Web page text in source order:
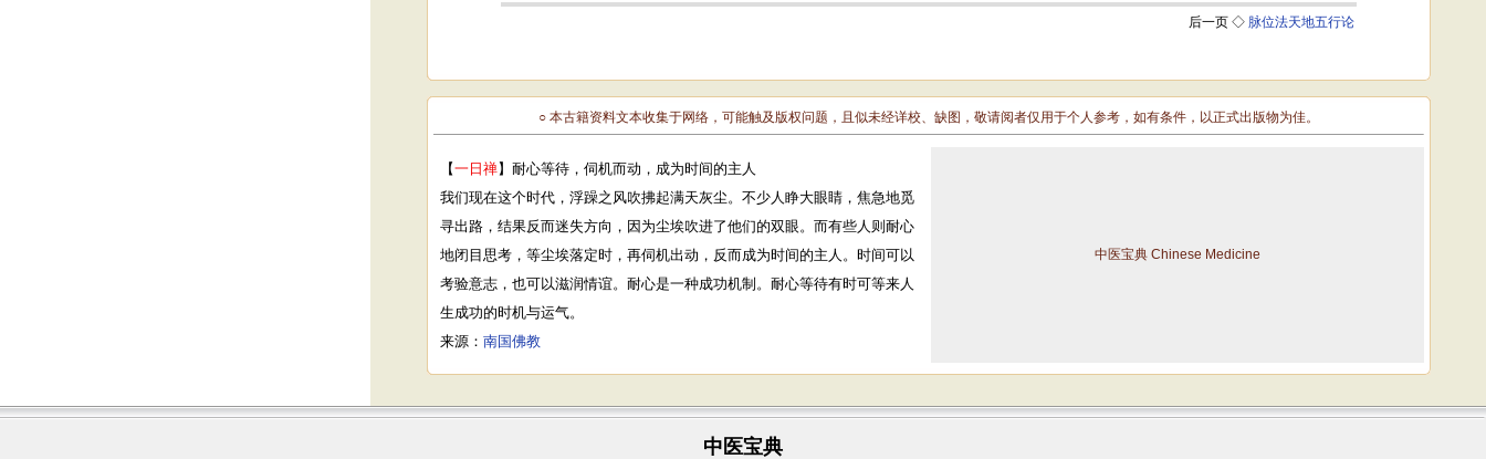
○ 本古籍资料文本收集于网络，可能触及版权问题，且似未经详校、缺图，敬请阅者仅用于个人参考，如有条件，以正式出版物为佳。
【一日禅】耐心等待，伺机而动，成为时间的主人
我们现在这个时代，浮躁之风吹拂起满天灰尘。不少人睁大眼睛，焦急地觅
寻出路，结果反而迷失方向，因为尘埃吹进了他们的双眼。而有些人则耐心
地闭目思考，等尘埃落定时，再伺机出动，反而成为时间的主人。时间可以
考验意志，也可以滋润情谊。耐心是一种成功机制。耐心等待有时可等来人
生成功的时机与运气。
来源： 南国佛教
中医宝典 Chinese Medicine
中医宝典